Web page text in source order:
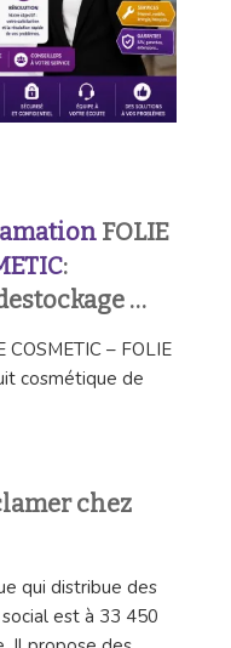
FOLIE
:
…
– FOLIE
cosmétique de
chez
qui distribue des
est à 33 450